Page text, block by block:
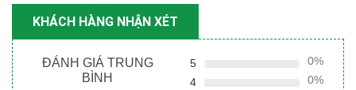
KHÁCH HÀNG NHẬN XÉT
ĐÁNH GIÁ TRUNG
BÌNH
5
0%
4
0%